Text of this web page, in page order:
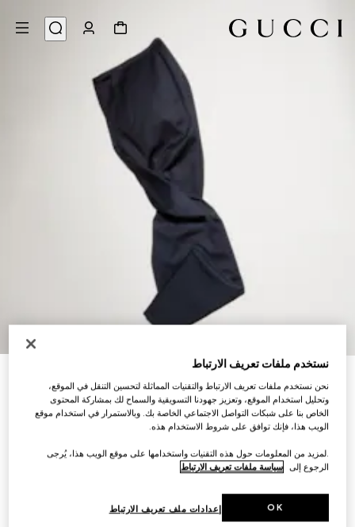
وصلت منتجات جديدة
بنطال من الصوف خفيف الوزن
AED 4,400
نستخدم ملفات تعريف الارتباط
نحن نستخدم ملفات تعريف الارتباط والتقنيات المماثلة لتحسين التنقل في الموقع،
وتحليل استخدام الموقع، وتعزيز جهودنا التسويقية والسماح لك بمشاركة المحتوى
الخاص بنا على شبكات التواصل الاجتماعي الخاصة بك. وبالاستمرار في استخدام موقع
الويب هذا، فإنك توافق على شروط الاستخدام هذه.
.لمزيد من المعلومات حول هذه التقنيات واستخدامها على موقع الويب هذا، يُرجى
الرجوع إلى سياسة ملفات تعريف الارتباط
إعدادات ملف تعريف الارتباط OK